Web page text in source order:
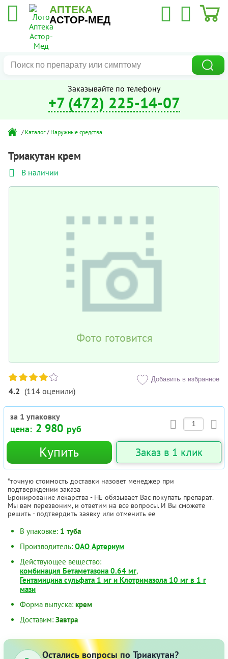
АПТЕКА
АСТОР-МЕД
Заказывайте по телефону
+7 (472) 225-14-07
/ Каталог / Наружные средства
Триакутан крем
В наличии
Фото готовится
4.2 (114 оценили)
Добавить в избранное
за 1 упаковку
цена: 2 980 руб
Купить Заказ в 1 клик
*точную стоимость доставки назовет менеджер при
подтверждении заказа
Бронирование лекарства - НЕ обязывает Вас покупать препарат.
Мы вам перезвоним, и ответим на все вопросы. И Вы сможете
решить - подтвердить заявку или отменить ее
В упаковке: 1 туба
Производитель: ОАО Артериум
Действующее вещество:
комбинация Бетаметазона 0.64 мг,
Гентамицина сульфата 1 мг и Клотримазола 10 мг в 1 г
мази
Форма выпуска: крем
Доставим: Завтра
Остались вопросы по Триакутан?